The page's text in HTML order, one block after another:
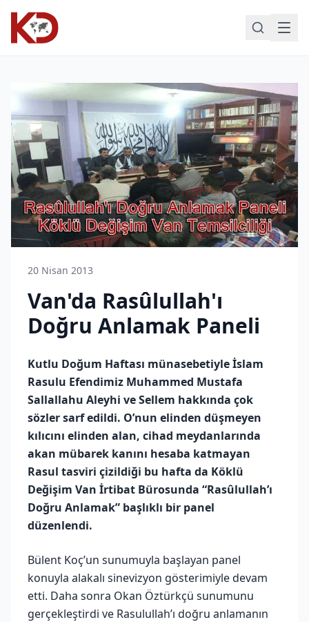
20 Nisan 2013
Van'da Rasûlullah'ı
Doğru Anlamak Paneli
Kutlu Doğum Haftası münasebetiyle İslam
Rasulu Efendimiz Muhammed Mustafa
Sallallahu Aleyhi ve Sellem hakkında çok
sözler sarf edildi. O’nun elinden düşmeyen
kılıcını elinden alan, cihad meydanlarında
akan mübarek kanını hesaba katmayan
Rasul tasviri çizildiği bu hafta da Köklü
Değişim Van İrtibat Bürosunda “Rasûlullah’ı
Doğru Anlamak” başlıklı bir panel
düzenlendi.
Bülent Koç’un sunumuyla başlayan panel
konuyla alakalı sinevizyon gösterimiyle devam
etti. Daha sonra Okan Öztürkçü sunumunu
gerçekleştirdi ve Rasulullah’ı doğru anlamanın